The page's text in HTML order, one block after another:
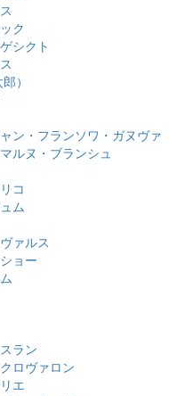
ク
シクト
）
ン・フランソワ・ガヌヴァ
ルヌ・ブランシュ
コ
ム
ァルス
ョー
ラン
ロヴァロン
エ